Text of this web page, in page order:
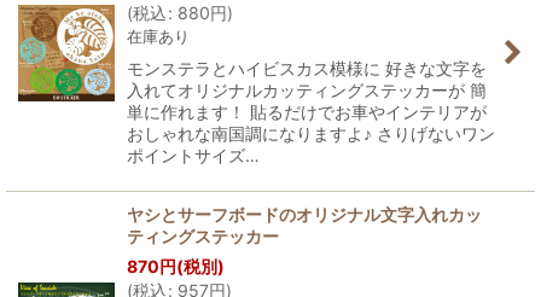
(税込: 880円)
在庫あり
モンステラとハイビスカス模様に 好きな文字を
入れてオリジナルカッティングステッカーが 簡
単に作れます！ 貼るだけでお車やインテリアが
おしゃれな南国調になりますよ♪ さりげないワン
ポイントサイズ…
ヤシとサーフボードのオリジナル文字入れカッ
ティングステッカー
870円(税別)
(税込: 957円)